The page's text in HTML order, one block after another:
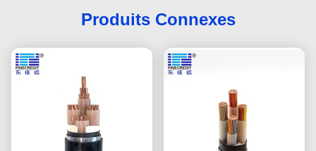
Produits Connexes